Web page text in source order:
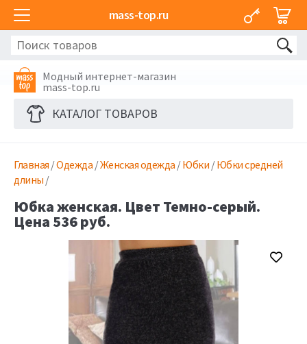
mass-top.ru
Модный интернет-магазин
mass-top.ru
КАТАЛОГ ТОВАРОВ
Главная /Одежда /Женская одежда /Юбки /Юбки средней
длины /
Юбка женская. Цвет Темно-серый.
Цена 536 руб.